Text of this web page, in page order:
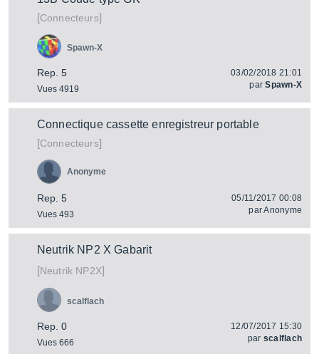
[Connecteurs]
Rep. 5
Vues 4919
Spawn-X
03/02/2018 21:01
parSpawn-X
Connectique cassette enregistreur portable
[Connecteurs]
Rep. 5
Vues 493
Anonyme
05/11/2017 00:08
parAnonyme
Neutrik NP2 X Gabarit
[Neutrik NP2X]
Rep. 0
Vues 666
scalflach
12/07/2017 15:30
par scalflach